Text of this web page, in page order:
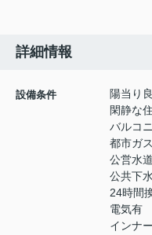
詳細情報
設備条件
陽当り
閑静な
バルコ
都市ガス
公営水道
公共下水
24時間
電気有
インナ